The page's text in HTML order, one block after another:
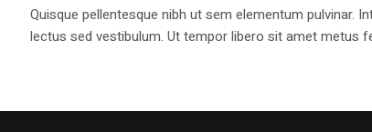
Quisque pellentesque nibh ut sem elementum pulvinar.
lectus sed vestibulum. Ut tempor libero sit amet metus